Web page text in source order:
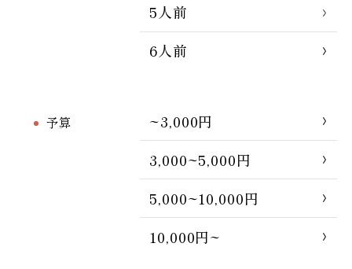
5人前
6人前
予算
~3,000円
3,000~5,000円
5,000~10,000円
10,000円~